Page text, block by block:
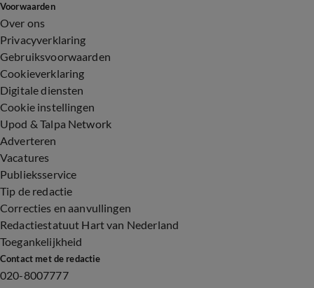
Voorwaarden
Over ons
Privacyverklaring
Gebruiksvoorwaarden
Cookieverklaring
Digitale diensten
Cookie instellingen
Upod & Talpa Network
Adverteren
Vacatures
Publieksservice
Tip de redactie
Correcties en aanvullingen
Redactiestatuut Hart van Nederland
Toegankelijkheid
Contact met de redactie
020-8007777